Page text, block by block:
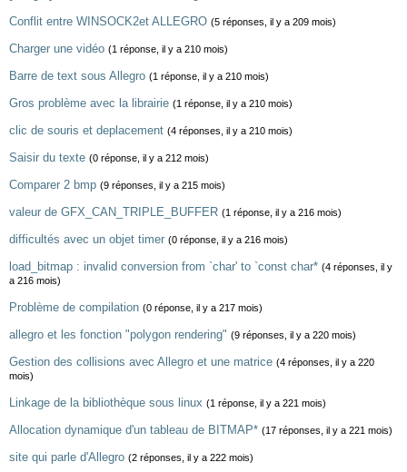
Conflit entre WINSOCK2et ALLEGRO (5 réponses, il y a 209 mois)
Charger une vidéo (1 réponse, il y a 210 mois)
Barre de text sous Allegro (1 réponse, il y a 210 mois)
Gros problème avec la librairie (1 réponse, il y a 210 mois)
clic de souris et deplacement (4 réponses, il y a 210 mois)
Saisir du texte (0 réponse, il y a 212 mois)
Comparer 2 bmp (9 réponses, il y a 215 mois)
valeur de GFX_CAN_TRIPLE_BUFFER (1 réponse, il y a 216 mois)
difficultés avec un objet timer (0 réponse, il y a 216 mois)
load_bitmap : invalid conversion from `char' to `const char* (4 réponses, il y
a 216 mois)
Problème de compilation (0 réponse, il y a 217 mois)
allegro et les fonction "polygon rendering" (9 réponses, il y a 220 mois)
Gestion des collisions avec Allegro et une matrice (4 réponses, il y a 220
mois)
Linkage de la bibliothèque sous linux (1 réponse, il y a 221 mois)
Allocation dynamique d'un tableau de BITMAP* (17 réponses, il y a 221 mois)
site qui parle d'Allegro (2 réponses, il y a 222 mois)